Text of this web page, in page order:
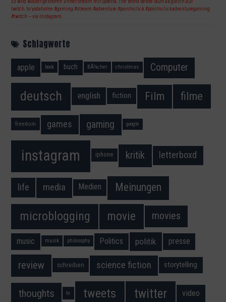
Es wird wieder geströmt! Dritter Stream mit Syberia: The World before läuft ab gleich auf
twitch.tv/yodahome #gaming #stream #adventure #pointnclick #pointnclickadventuregaming
#twitch – via Instagram
Schlagworte
apple book buch BÃ¼cher christmas Computer
deutsch english fiction Film filme
freedom games gaming google
instagram iphone kritik letterboxd
life media Medien Meinungen
microblogging movie movies
music musik philosophy Politics politik presse
review schreiben science fiction storytelling
thoughts tv tweets twitter video